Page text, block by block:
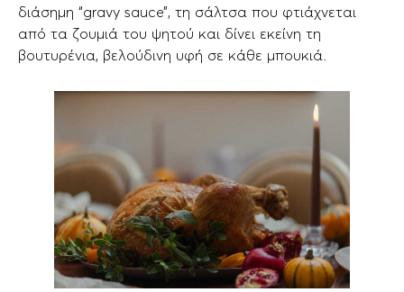
διάσημη “gravy sauce”, τη σάλτσα που φτιάχνεται
από τα ζουμιά του ψητού και δίνει εκείνη τη
βουτυρένια, βελούδινη υφή σε κάθε μπουκιά.